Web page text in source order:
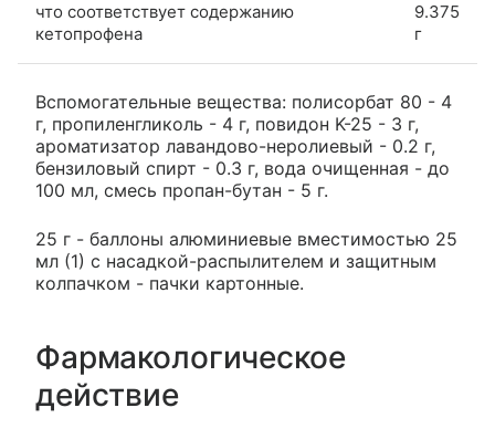
что соответствует содержанию
кетопрофена
9.375
г
Вспомогательные вещества: полисорбат 80 - 4
г, пропиленгликоль - 4 г, повидон K-25 - 3 г,
ароматизатор лавандово-неролиевый - 0.2 г,
бензиловый спирт - 0.3 г, вода очищенная - до
100 мл, смесь пропан-бутан - 5 г.
25 г - баллоны алюминиевые вместимостью 25
мл (1) с насадкой-распылителем и защитным
колпачком - пачки картонные.
Фармакологическое
действие